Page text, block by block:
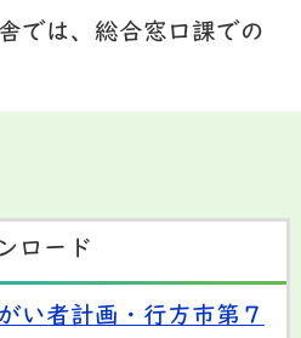
では、総合窓口課での
ロード
い者計画・行方市第７